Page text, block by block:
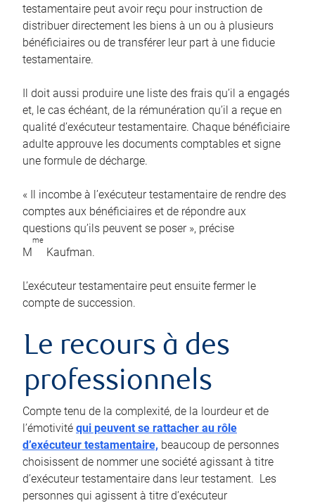
testamentaire peut avoir reçu pour instruction de
distribuer directement les biens à un ou à plusieurs
bénéficiaires ou de transférer leur part à une fiducie
testamentaire.
Il doit aussi produire une liste des frais qu’il a engagés
et, le cas échéant, de la rémunération qu’il a reçue en
qualité d’exécuteur testamentaire. Chaque bénéficiaire
adulte approuve les documents comptables et signe
une formule de décharge.
« Il incombe à l’exécuteur testamentaire de rendre des
comptes aux bénéficiaires et de répondre aux
questions qu’ils peuvent se poser », précise
M
me
Kaufman.
L’exécuteur testamentaire peut ensuite fermer le
compte de succession.
Le recours à des
professionnels
Compte tenu de la complexité, de la lourdeur et de
l’émotivité qui peuvent se rattacher au rôle
d’exécuteur testamentaire, beaucoup de personnes
choisissent de nommer une société agissant à titre
d’exécuteur testamentaire dans leur testament. Les
personnes qui agissent à titre d’exécuteur